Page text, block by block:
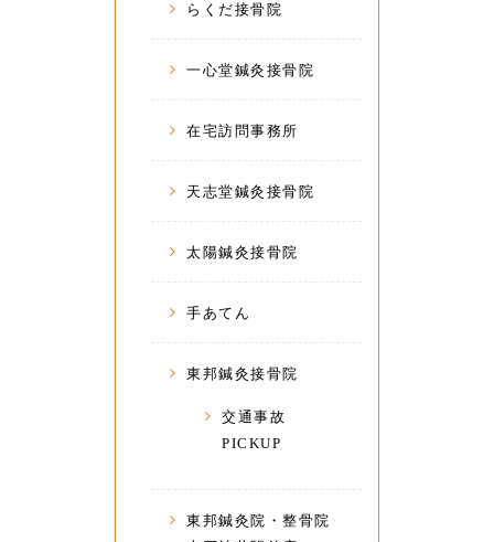
らくだ接骨院
一心堂鍼灸接骨院
在宅訪問事務所
天志堂鍼灸接骨院
太陽鍼灸接骨院
手あてん
東邦鍼灸接骨院
交通事故
PICKUP
東邦鍼灸院・整骨院